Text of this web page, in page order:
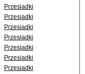
Przesiadki
Przesiadki
Przesiadki
Przesiadki
Przesiadki
Przesiadki
Przesiadki